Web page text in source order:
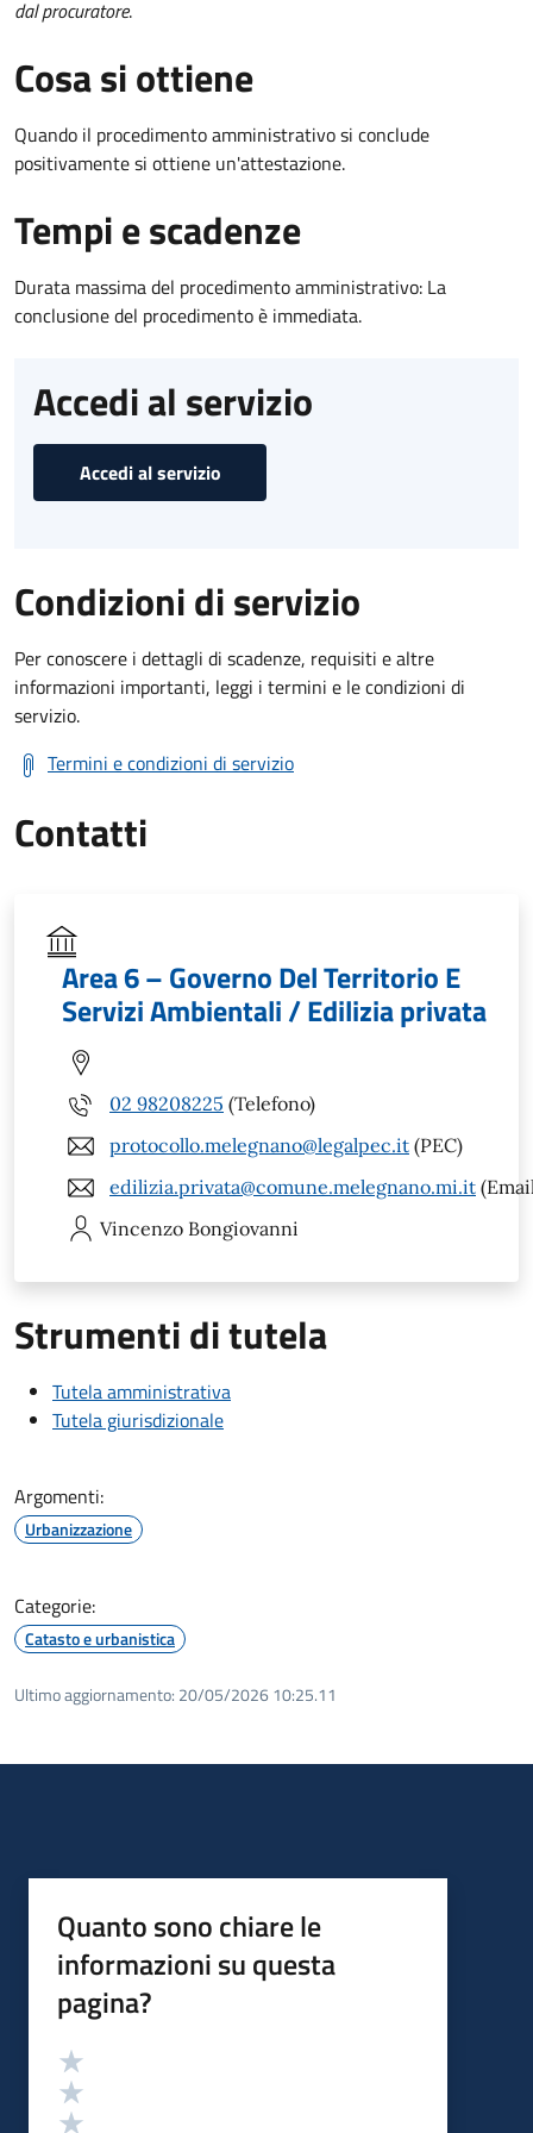
dal procuratore.
Cosa si ottiene
Quando il procedimento amministrativo si conclude
positivamente si ottiene un'attestazione.
Tempi e scadenze
Durata massima del procedimento amministrativo: La
conclusione del procedimento è immediata.
Accedi al servizio
Accedi al servizio
Condizioni di servizio
Per conoscere i dettagli di scadenze, requisiti e altre
informazioni importanti, leggi i termini e le condizioni di
servizio.
Termini e condizioni di servizio
Contatti
Area 6 – Governo Del Territorio E
Servizi Ambientali / Edilizia privata
02 98208225 (Telefono)
protocollo.melegnano@legalpec.it (PEC)
edilizia.privata@comune.melegnano.mi.it
Vincenzo Bongiovanni
Strumenti di tutela
Tutela amministrativa
Tutela giurisdizionale
Argomenti:
Urbanizzazione
Categorie:
Catasto e urbanistica
Ultimo aggiornamento: 20/05/2026 10:25.11
Quanto sono chiare le
informazioni su questa
pagina?
Valutazione